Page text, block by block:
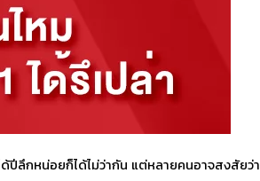
ลึกหน่อยก็ได้ไม่ว่ากัน แต่หลายคนอาจสงสัยว่า